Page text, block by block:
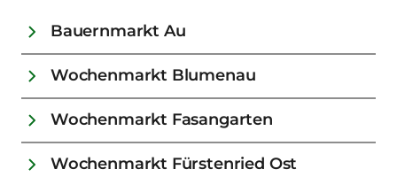
Bauernmarkt Au
Wochenmarkt Blumenau
Wochenmarkt Fasangarten
Wochenmarkt Fürstenried Ost